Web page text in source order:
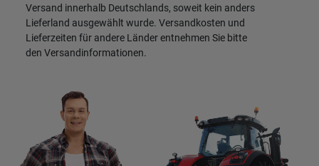
Versand innerhalb Deutschlands, soweit kein anders
Lieferland ausgewählt wurde. Versandkosten und
Lieferzeiten für andere Länder entnehmen Sie bitte
den Versandinformationen.